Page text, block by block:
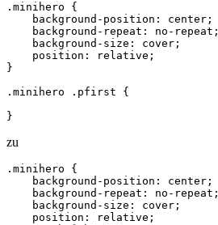
.minihero {
    background-position: center;
    background-repeat: no-repeat;
    background-size: cover;
    position: relative;
}
.minihero .pfirst {
}
zu
.minihero {
    background-position: center;
    background-repeat: no-repeat;
    background-size: cover;
    position: relative;